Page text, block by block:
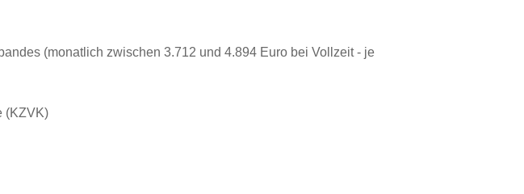
(monatlich zwischen 3.712 und 4.894 Euro bei Vollzeit - je
(KZVK)